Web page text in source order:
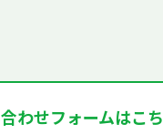
わせフォームはこ